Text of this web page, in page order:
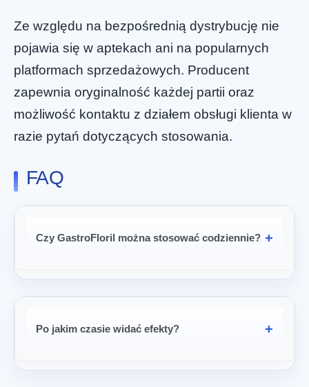
Ze względu na bezpośrednią dystrybucję nie
pojawia się w aptekach ani na popularnych
platformach sprzedażowych. Producent
zapewnia oryginalność każdej partii oraz
możliwość kontaktu z działem obsługi klienta w
razie pytań dotyczących stosowania.
FAQ
Czy GastroFloril można stosować codziennie?
Po jakim czasie widać efekty?